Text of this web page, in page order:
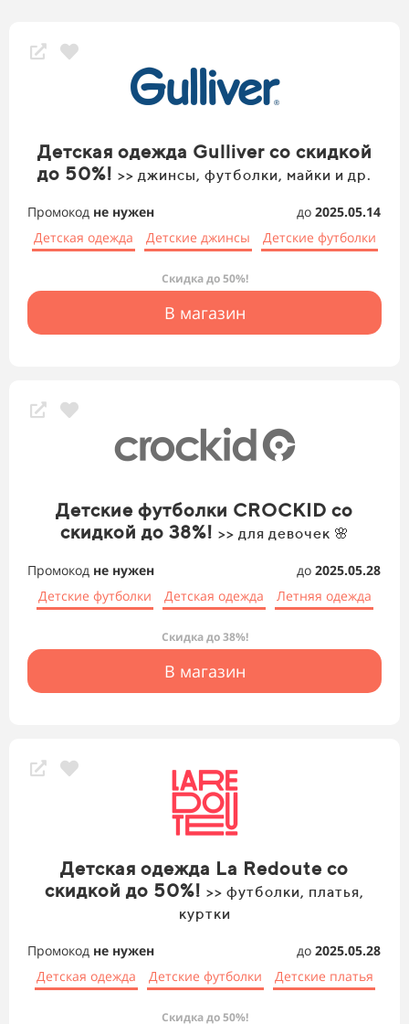
Детская одежда Gulliver со скидкой
до 50%! >> джинсы, футболки, майки и др.
Промокод не нужен до 2025.05.14
Детская одежда
Детские джинсы Детские футболки
Скидка до 50%!
В магазин
Детские футболки CROCKID со
скидкой до 38%! >> для девочек 🌸
Промокод не нужен до 2025.05.28
Детские футболки
Детская одежда Летняя одежда
Скидка до 38%!
В магазин
Детская одежда La Redoute со
скидкой до 50%! >> футболки, платья,
куртки
Промокод не нужен до 2025.05.28
Детская одежда
Детские футболки Детские платья
Скидка до 50%!